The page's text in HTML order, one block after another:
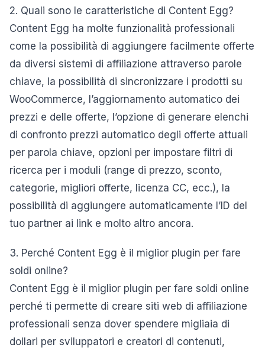
2. Quali sono le caratteristiche di Content Egg?
Content Egg ha molte funzionalità professionali
come la possibilità di aggiungere facilmente offerte
da diversi sistemi di affiliazione attraverso parole
chiave, la possibilità di sincronizzare i prodotti su
WooCommerce, l’aggiornamento automatico dei
prezzi e delle offerte, l’opzione di generare elenchi
di confronto prezzi automatico degli offerte attuali
per parola chiave, opzioni per impostare filtri di
ricerca per i moduli (range di prezzo, sconto,
categorie, migliori offerte, licenza CC, ecc.), la
possibilità di aggiungere automaticamente l’ID del
tuo partner ai link e molto altro ancora.
3. Perché Content Egg è il miglior plugin per fare
soldi online?
Content Egg è il miglior plugin per fare soldi online
perché ti permette di creare siti web di affiliazione
professionali senza dover spendere migliaia di
dollari per sviluppatori e creatori di contenuti,